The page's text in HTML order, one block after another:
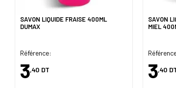
SAVON LIQUIDE FRAISE 400ML
DUMAX
Référence:
3,40 DT
SAVON
MIEL
3,40